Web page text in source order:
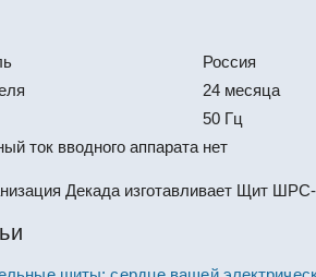
Россия
24 месяца
50 Гц
ток вводного аппарата нет
Декада изготавливает Щит